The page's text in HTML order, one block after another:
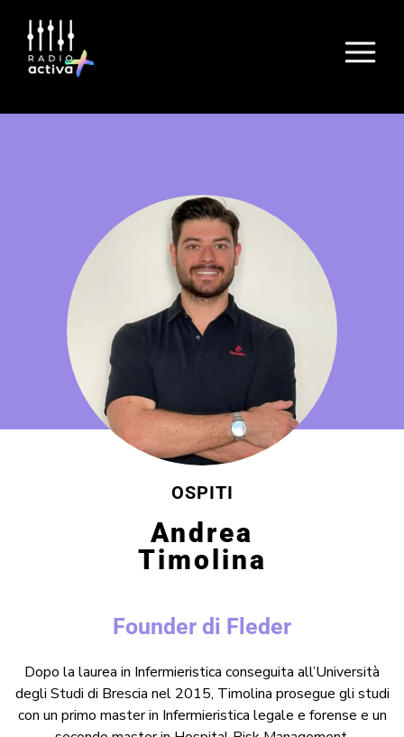
OSPITI
Andrea
Timolina
Founder di Fleder
Dopo la laurea in Infermieristica conseguita all’Università
degli Studi di Brescia nel 2015, Timolina prosegue gli studi
con un primo master in Infermieristica legale e forense e un